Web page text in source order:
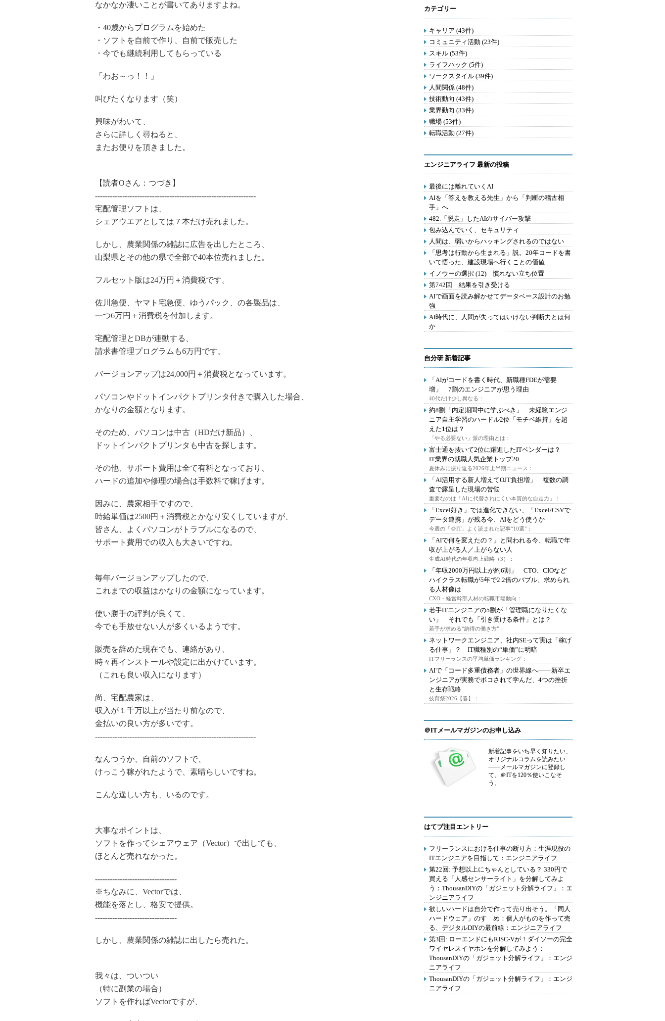
なかなか凄いことが書いてありますよね。
・40歳からプログラムを始めた
・ソフトを自前で作り、自前で販売した
・今でも継続利用してもらっている
「わお～っ！！」
叫びたくなります（笑）
興味がわいて、
さらに詳しく尋ねると、
またお便りを頂きました。
【読者Oさん：つづき】
-----------------------------------------------------------------
宅配管理ソフトは、
シェアウエアとしては７本だけ売れました。
しかし、農業関係の雑誌に広告を出したところ、
山梨県とその他の県で全部で40本位売れました。
フルセット版は24万円＋消費税です。
佐川急便、ヤマト宅急便、ゆうパック、の各製品は、
一つ6万円＋消費税を付加します。
宅配管理とDBが連動する、
請求書管理プログラムも6万円です。
バージョンアップは24,000円＋消費税となっています。
パソコンやドットインパクトプリンタ付きで購入した場合、
かなりの金額となります。
そのため、パソコンは中古（HDだけ新品）、
ドットインパクトプリンタも中古を探します。
その他、サポート費用は全て有料となっており、
ハードの追加や修理の場合は手数料で稼げます。
因みに、農家相手ですので、
時給単価は2500円＋消費税とかなり安くしていますが、
皆さん、よくパソコンがトラブルになるので、
サポート費用での収入も大きいですね。
毎年バージョンアップしたので、
これまでの収益はかなりの金額になっています。
使い勝手の評判が良くて、
今でも手放せない人が多くいるようです。
販売を辞めた現在でも、連絡があり、
時々再インストールや設定に出かけています。
（これも良い収入になります）
尚、宅配農家は、
収入が１千万以上が当たり前なので、
金払いの良い方が多いです。
-----------------------------------------------------------------
なんつうか、自前のソフトで、
けっこう稼がれたようで、素晴らしいですね。
こんな逞しい方も、いるのです。
大事なポイントは、
ソフトを作ってシェアウェア（Vector）で出しても、
ほとんど売れなかった。
---------------------------------
※ちなみに、Vectorでは、
機能を落とし、格安で提供。
---------------------------------
しかし、農業関係の雑誌に出したら売れた。
我々は、ついつい
（特に副業の場合）
ソフトを作ればVectorですが、
カテゴリー
キャリア (43件)
コミュニティ活動 (23件)
スキル (53件)
ライフハック (5件)
ワークスタイル (39件)
人間関係 (48件)
技術動向 (43件)
業界動向 (33件)
職場 (53件)
転職活動 (27件)
エンジニアライフ 最新の投稿
最後には離れていくAI
AIを「答えを教える先生」から「判断の稽古相
手」へ
482.「脱走」したAIのサイバー攻撃
包み込んでいく、セキュリティ
人間は、弱いからハッキングされるのではない
「思考は行動から生まれる」説。20年コードを書
いて悟った、建設現場へ行くことの価値
イノウーの選択 (12) 慣れない立ち位置
第742回 結果を引き受ける
AIで画面を読み解かせてデータベース設計のお勉
強
AI時代に、人間が失ってはいけない判断力とは何
か
自分研 新着記事
「AIがコードを書く時代、新職種FDEが需要
増」 7割のエンジニアが思う理由
40代だけ少し異なる：
約8割「内定期間中に学ぶべき」 未経験エンジ
ニア自主学習のハードル2位「モチベ維持」を超
えた1位は？
「やる必要ない」派の理由とは：
富士通を抜いて2位に躍進したITベンダーは？
IT業界の就職人気企業トップ20
夏休みに振り返る2026年上半期ニュース：
「AI活用する新人増えてOJT負担増」 複数の調
査で露呈した現場の苦悩
重要なのは「AIに代替されにくい本質的な自走力」：
「Excel好き」では進化できない、「Excel/CSVで
データ連携」が残る今、AIをどう使うか
今週の「＠IT」よく読まれた記事“10選”：
「AIで何を変えたの？」と問われる今、転職で年
収が上がる人／上がらない人
生成AI時代の年収向上戦略（3）：
「年収2000万円以上が約6割」 CTO、CIOなど
ハイクラス転職が5年で2.2倍のバブル、求められ
る人材像は
CXO・経営幹部人材の転職市場動向：
若手ITエンジニアの5割が「管理職になりたくな
い」 それでも「引き受ける条件」とは？
若手が求める“納得の働き方”：
ネットワークエンジニア、社内SEって実は「稼げ
る仕事」？ IT職種別の“単価”に明暗
ITフリーランスの平均単価ランキング：
AIで「コード多重債務者」の世界線へ――新卒エ
ンジニアが実務でボコされて学んだ、4つの挫折
と生存戦略
技育祭2026【春】：
＠ITメールマガジンのお申し込み
新着記事をいち早く知りたい、
オリジナルコラムを読みたい
――メールマガジンに登録し
て、＠ITを120％使いこなそ
う。
はてブ注目エントリー
フリーランスにおける仕事の断り方：生涯現役の
ITエンジニアを目指して：エンジニアライフ
第22回: 予想以上にちゃんとしている？ 330円で
買える「人感センサーライト」を分解してみよ
う：ThousanDIYの「ガジェット分解ライフ」：エ
ンジニアライフ
欲しいハードは自分で作って売り出そう。「同人
ハードウェア」のすゝめ：個人がものを作って売
る、デジタルDIYの最前線：エンジニアライフ
第3回: ローエンドにもRISC-Vが！ダイソーの完全
ワイヤレスイヤホンを分解してみよう：
ThousanDIYの「ガジェット分解ライフ」：エンジ
ニアライフ
ThousanDIYの「ガジェット分解ライフ」：エンジ
ニアライフ